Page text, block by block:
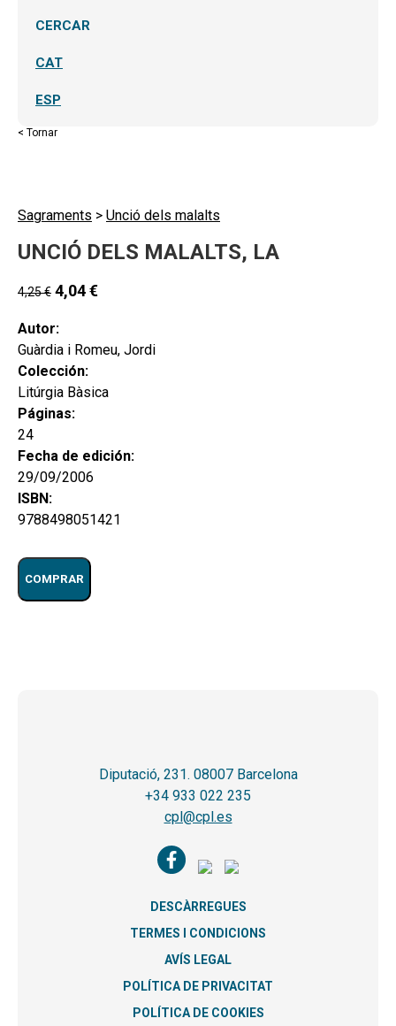
CERCAR
CAT
ESP
< Tornar
Sagraments > Unció dels malalts
UNCIÓ DELS MALALTS, LA
4,25€ 4,04€
Autor:
Guàrdia i Romeu, Jordi
Colección:
Litúrgia Bàsica
Páginas:
24
Fecha de edición:
29/09/2006
ISBN:
9788498051421
COMPRAR
Diputació, 231. 08007 Barcelona
+34 933 022 235
cpl@cpl.es
DESCÀRREGUES
TERMES I CONDICIONS
AVÍS LEGAL
POLÍTICA DE PRIVACITAT
POLÍTICA DE COOKIES